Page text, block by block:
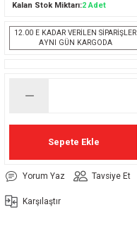
Kalan Stok Miktarı:2 Adet
12.00 E KADAR VERİLEN SİPARİŞLER
AYNI GÜN KARGODA
Sepete Ekle
Yorum Yaz Tavsiye Et
Karşılaştır